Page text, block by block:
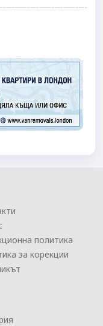
политика
за корекции